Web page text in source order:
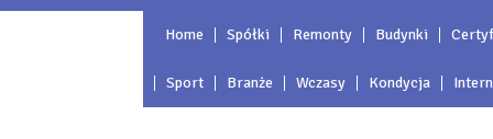
Home Spółki Remonty Budynki
Sport Branże Wczasy Kondycja